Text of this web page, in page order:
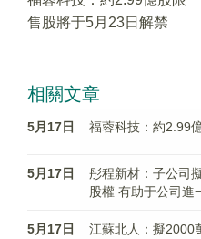
售股將于5月23日解禁
相關文章
5月17日 福蓉科技：約2.99
5月17日
彤程新材：子公司
股權 有助于公司進
5月17日
江蘇北人：擬2000